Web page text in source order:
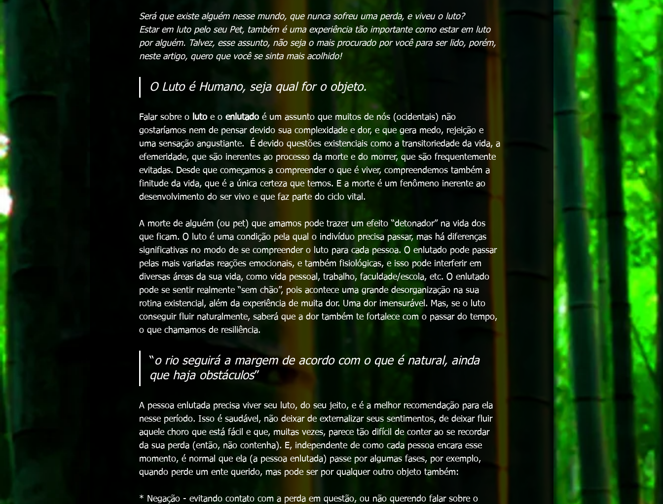
Será que existe alguém nesse mundo, que nunca sofreu uma perda, e viveu o luto?
Estar em luto pelo seu Pet, também é uma experiência tão importante como estar em luto
por alguém. Talvez, esse assunto, não seja o mais procurado por você para ser lido, porém,
neste artigo, quero que você se sinta mais acolhido!
O Luto é Humano, seja qual for o objeto.
Falar sobre o luto e o enlutado é um assunto que muitos de nós (ocidentais) não
gostaríamos nem de pensar devido sua complexidade e dor, e que gera medo, rejeição e
uma sensação angustiante.  É devido questões existenciais como a transitoriedade da vida, a
efemeridade, que são inerentes ao processo da morte e do morrer, que são frequentemente
evitadas. Desde que começamos a compreender o que é viver, compreendemos também a
finitude da vida, que é a única certeza que temos. E a morte é um fenômeno inerente ao
desenvolvimento do ser vivo e que faz parte do ciclo vital.
A morte de alguém (ou pet) que amamos pode trazer um efeito “detonador” na vida dos
que ficam. O luto é uma condição pela qual o indivíduo precisa passar, mas há diferenças
significativas no modo de se compreender o luto para cada pessoa. O enlutado pode passar
pelas mais variadas reações emocionais, e também fisiológicas, e isso pode interferir em
diversas áreas da sua vida, como vida pessoal, trabalho, faculdade/escola, etc. O enlutado
pode se sentir realmente “sem chão”, pois acontece uma grande desorganização na sua
rotina existencial, além da experiência de muita dor. Uma dor imensurável. Mas, se o luto
conseguir fluir naturalmente, saberá que a dor também te fortalece com o passar do tempo,
o que chamamos de resiliência.
“o rio seguirá a margem de acordo com o que é natural, ainda
que haja obstáculos”
A pessoa enlutada precisa viver seu luto, do seu jeito, e é a melhor recomendação para ela
nesse período. Isso é saudável, não deixar de externalizar seus sentimentos, de deixar fluir
aquele choro que está fácil e que, muitas vezes, parece tão difícil de conter ao se recordar
da sua perda (então, não contenha). E, independente de como cada pessoa encara esse
momento, é normal que ela (a pessoa enlutada) passe por algumas fases, por exemplo,
quando perde um ente querido, mas pode ser por qualquer outro objeto também:
* Negação - evitando contato com a perda em questão, ou não querendo falar sobre o